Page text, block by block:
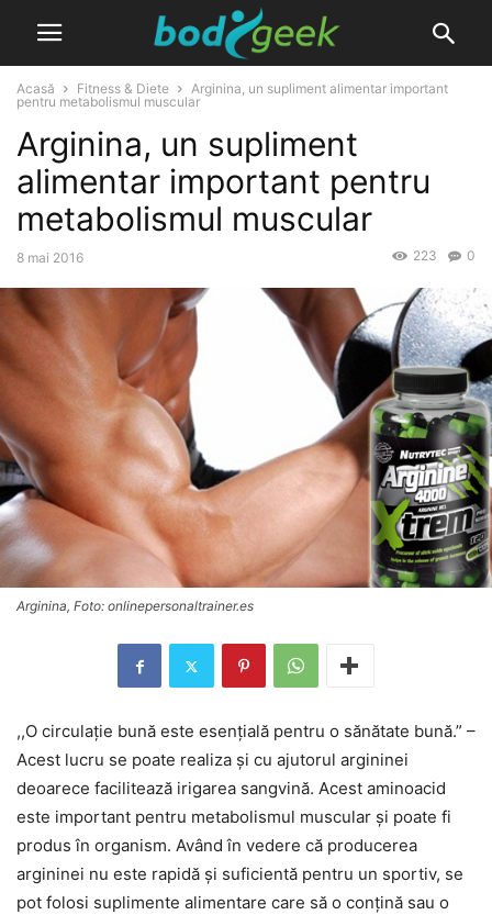
Acasă Fitness & Diete
Arginina, un supliment alimentar important
pentru metabolismul muscular
Arginina, un supliment
alimentar important pentru
metabolismul muscular
8 mai 2016 0
223
Arginina, Foto: onlinepersonaltrainer.es
,,O circulație bună este esențială pentru o sănătate bună.” –
Acest lucru se poate realiza și cu ajutorul argininei
deoarece facilitează irigarea sangvină. Acest aminoacid
este important pentru metabolismul muscular și poate fi
produs în organism. Având în vedere că producerea
argininei nu este rapidă și suficientă pentru un sportiv, se
pot folosi suplimente alimentare care să o conțină sau o